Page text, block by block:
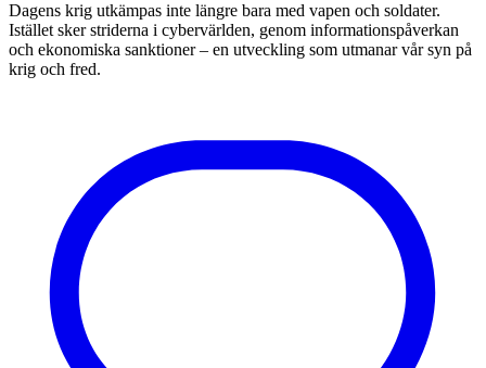
Dagens krig utkämpas inte längre bara med vapen och soldater.
Istället sker striderna i cybervärlden, genom informationspåverkan
och ekonomiska sanktioner – en utveckling som utmanar vår syn på
krig och fred.